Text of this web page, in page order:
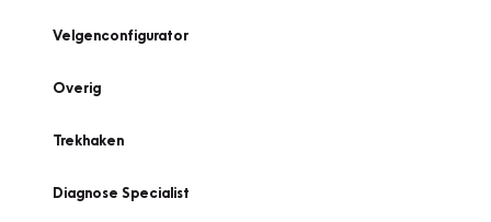
Velgenconfigurator
Overig
Trekhaken
Diagnose Specialist